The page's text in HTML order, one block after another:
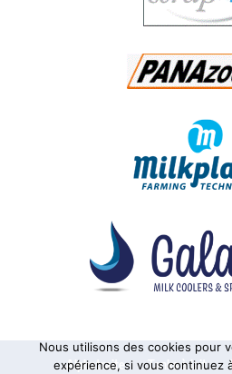
Alphatraite Tanks à lait
Nous utilisons des cookies pour
expérience, si vous continuez